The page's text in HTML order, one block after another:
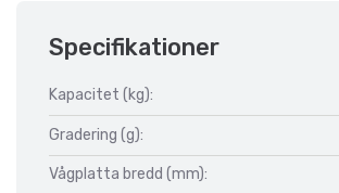
Specifikationer
Kapacitet (kg):
Gradering (g):
Vågplatta bredd (mm):